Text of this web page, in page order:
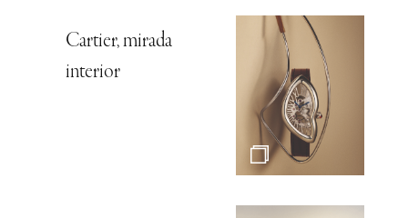
Cartier, mirada
interior